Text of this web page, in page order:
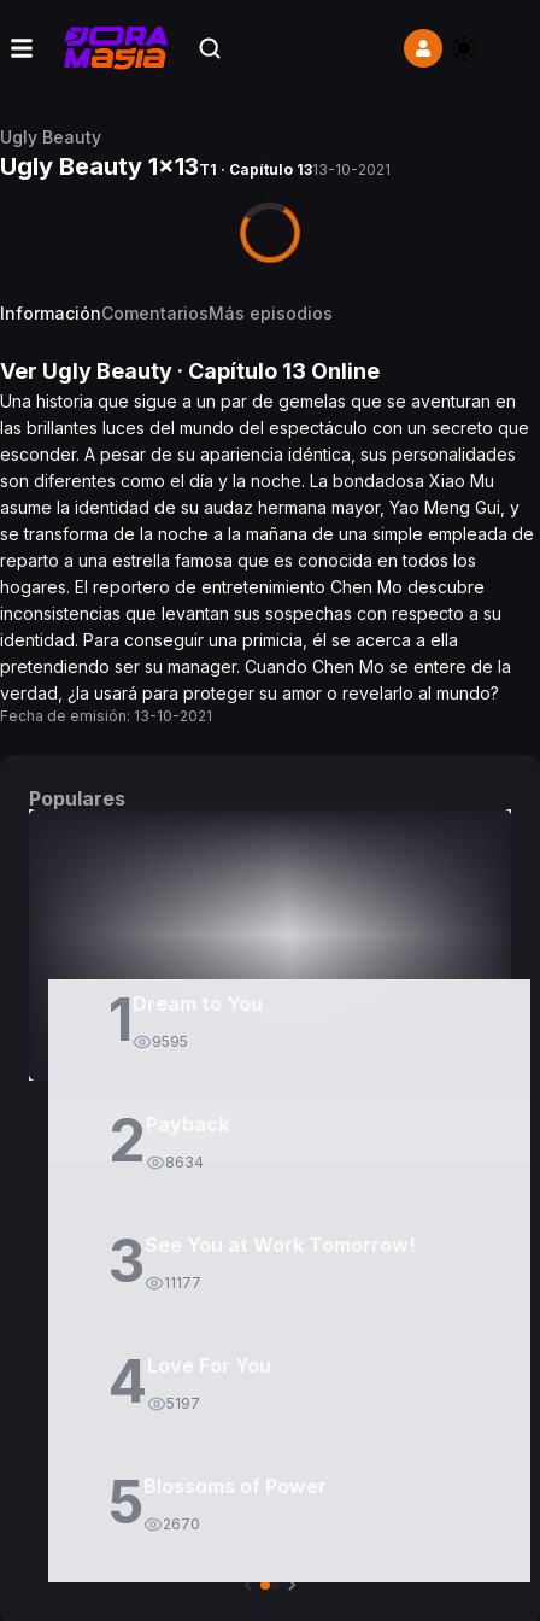
Ugly Beauty
Ugly Beauty 1x13T1 · Capítulo 1313-10-2021
InformaciónComentariosMás episodios
Ver Ugly Beauty · Capítulo 13 Online
Una historia que sigue a un par de gemelas que se aventuran en
las brillantes luces del mundo del espectáculo con un secreto que
esconder. A pesar de su apariencia idéntica, sus personalidades
son diferentes como el día y la noche. La bondadosa Xiao Mu
asume la identidad de su audaz hermana mayor, Yao Meng Gui, y
se transforma de la noche a la mañana de una simple empleada de
reparto a una estrella famosa que es conocida en todos los
hogares. El reportero de entretenimiento Chen Mo descubre
inconsistencias que levantan sus sospechas con respecto a su
identidad. Para conseguir una primicia, él se acerca a ella
pretendiendo ser su manager. Cuando Chen Mo se entere de la
verdad, ¿la usará para proteger su amor o revelarlo al mundo?
Fecha de emisión: 13-10-2021
Populares
1 Dream to You
9595
2 8634
3See You at Work Tomorrow!
11177
4Love For You
5197
5Blossoms of Power
2670